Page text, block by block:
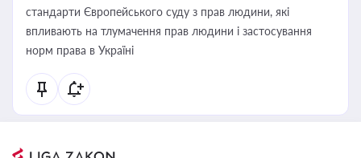
стандарти Європейського суду з прав людини, які
впливають на тлумачення прав людини і застосування
норм права в Україні